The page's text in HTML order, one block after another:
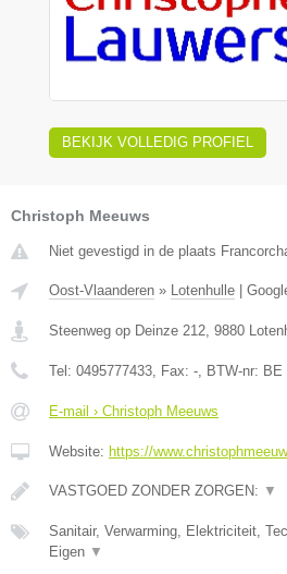
BEKIJK VOLLEDIG PROFIEL
Christoph Meeuws
Niet gevestigd in de plaats
Oost-Vlaanderen » Lotenhulle
Steenweg op Deinze 212, 9880
Tel: 0495777433, Fax: -, BTW-nr: BE
E-mail › Christoph Meeuws
Website: https://
VASTGOED ZONDER ZORGEN: ▼
Sanitair, Verwarming, Elektriciteit,
Eigen ▼